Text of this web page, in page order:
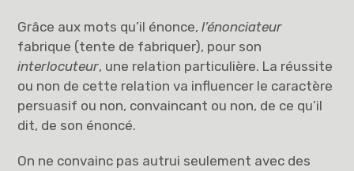
Grâce aux mots qu’il énonce,l’énonciateur
fabrique (tente de fabriquer), pour son
interlocuteur, une relation particulière. La réussite
ou non de cette relation va influencer le caractère
persuasif ou non, convaincant ou non, de ce qu’il
dit, de son énoncé.
On ne convainc pas autrui seulement avec des